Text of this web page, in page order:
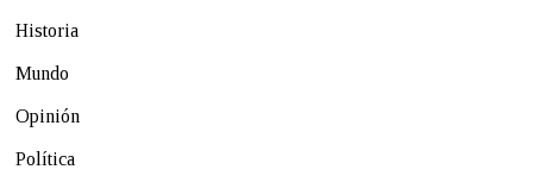
Historia
Mundo
Opinión
Política